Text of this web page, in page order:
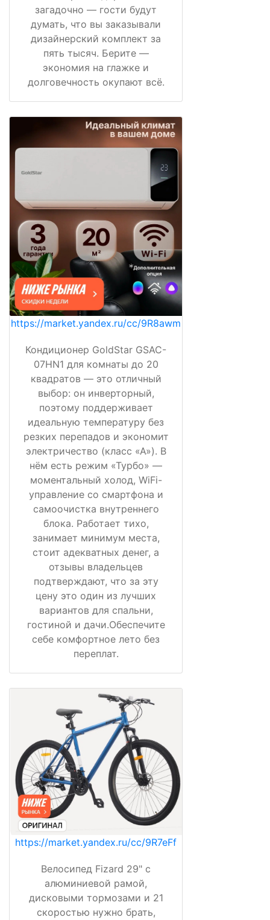
загадочно — гости будут
думать, что вы заказывали
дизайнерский комплект за
пять тысяч. Берите —
экономия на глажке и
долговечность окупают всё.
https://market.yandex.ru/cc/9R8awm
Кондиционер GoldStar GSAC-
07HN1 для комнаты до 20
квадратов — это отличный
выбор: он инверторный,
поэтому поддерживает
идеальную температуру без
резких перепадов и экономит
электричество (класс «А»). В
нём есть режим «Турбо» —
моментальный холод, WiFi-
управление со смартфона и
самоочистка внутреннего
блока. Работает тихо,
занимает минимум места,
стоит адекватных денег, а
отзывы владельцев
подтверждают, что за эту
цену это один из лучших
вариантов для спальни,
гостиной и дачи.Обеспечите
себе комфортное лето без
переплат.
https://market.yandex.ru/cc/9R7eFf
Велосипед Fizard 29" с
алюминиевой рамой,
дисковыми тормозами и 21
скоростью нужно брать,